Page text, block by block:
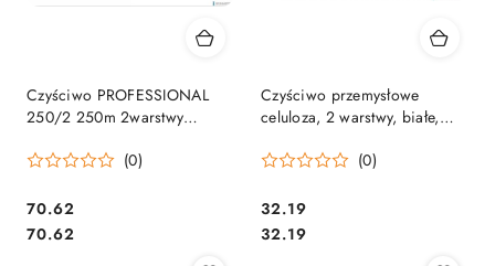
Czyściwo PROFESSIONAL
250/2 250m 2warstwy
0802
(0)
Cena:
70.62
Cena:
70.62
Czyściwo przemysłowe
celuloza, 2 warstwy, białe,
VELVET PROFESSIONAL
(0)
Cena:
32.19
Cena:
32.19